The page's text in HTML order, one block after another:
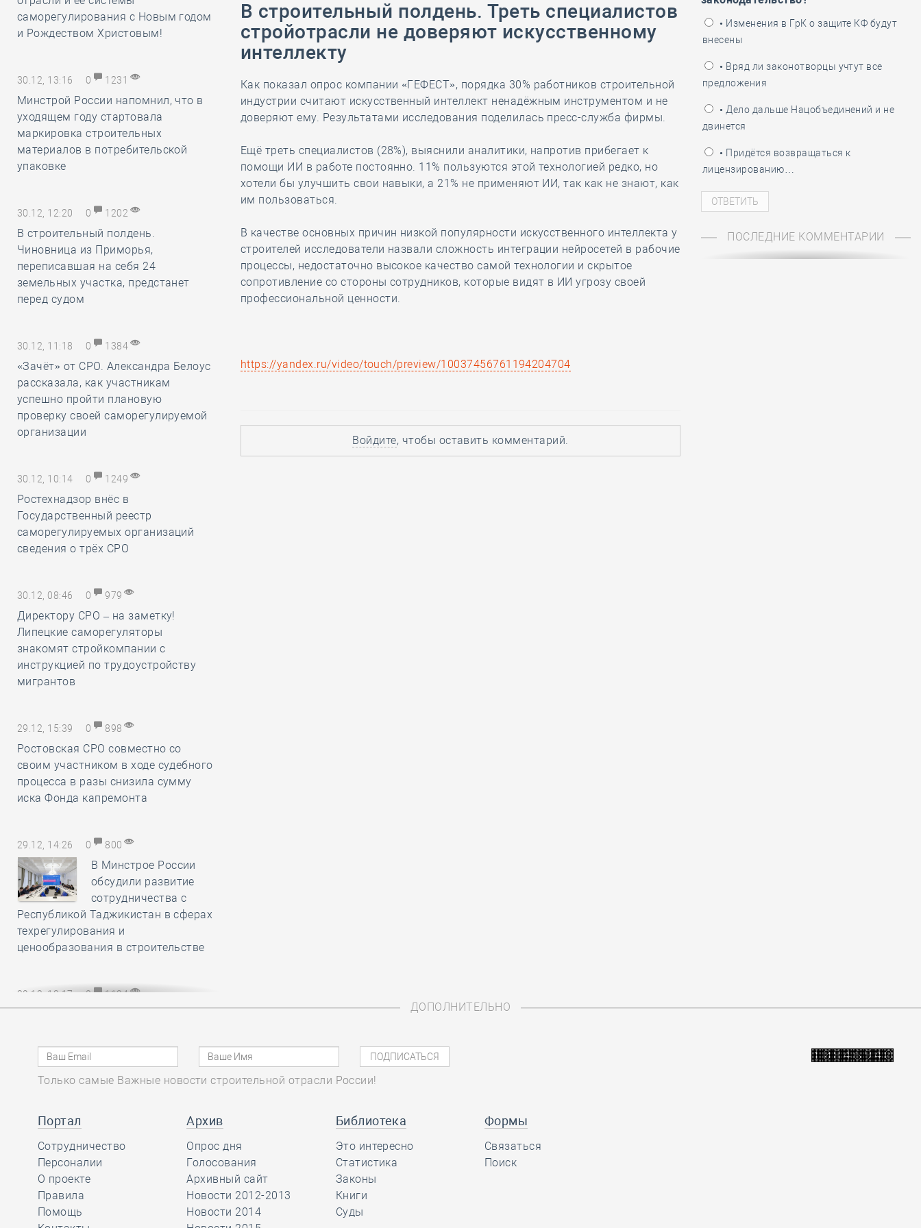
28 мая -День пограничника
саморегулирования с Новым годом
и Рождеством Христовым!
30.12, 13:16 0 1231
Минстрой России напомнил, что в
уходящем году стартовала
маркировка строительных
материалов в потребительской
упаковке
30.12, 12:20 0 1202
В строительный полдень.
Чиновница из Приморья,
переписавшая на себя 24
земельных участка, предстанет
перед судом
30.12, 11:18 0 1384
«Зачёт» от СРО. Александра Белоус
рассказала, как участникам
успешно пройти плановую
проверку своей саморегулируемой
организации
30.12, 10:14 0 1249
Ростехнадзор внёс в
Государственный реестр
саморегулируемых организаций
сведения о трёх СРО
30.12, 08:46 0 979
Директору СРО – на заметку!
Липецкие саморегуляторы
знакомят стройкомпании с
инструкцией по трудоустройству
мигрантов
29.12, 15:39 0 898
Ростовская СРО совместно со
своим участником в ходе судебного
процесса в разы снизила сумму
иска Фонда капремонта
29.12, 14:26 0 800
В Минстрое России
обсудили развитие
сотрудничества с
Республикой Таджикистан в сферах
техрегулирования и
ценообразования в строительстве
29.12, 13:17 0 1124
членов Единый стандарт
рассмотрения жалоб на
специалистов НРС
29.12, 12:20
В строительный полдень. Сразу две
станции новой линии метро
открыли в Культурной столице
В строительный полдень. Треть специалистов
стройотрасли не доверяют искусственному
интеллекту
Как показал опрос компании «ГЕФЕСТ», порядка 30% работников строительной
индустрии считают искусственный интеллект ненадёжным инструментом и не
доверяют ему. Результатами исследования поделилась пресс-служба фирмы.
Ещё треть специалистов (28%), выяснили аналитики, напротив прибегает к
помощи ИИ в работе постоянно. 11% пользуются этой технологией редко, но
хотели бы улучшить свои навыки, а 21% не применяют ИИ, так как не знают, как
им пользоваться.
В качестве основных причин низкой популярности искусственного интеллекта у
строителей исследователи назвали сложность интеграции нейросетей в рабочие
процессы, недостаточно высокое качество самой технологии и скрытое
сопротивление со стороны сотрудников, которые видят в ИИ угрозу своей
профессиональной ценности.
https://yandex.ru/video/touch/preview/10037456761194204704
Войдите, чтобы оставить комментарий.
• Изменения в ГрК о защите КФ будут
внесены
• Вряд ли законотворцы учтут все
предложения
• Дело дальше Нацобъединений и не
двинется
• Придётся возвращаться к
лицензированию…
ПОСЛЕДНИЕ КОММЕНТАРИИ
ДОПОЛНИТЕЛЬНО
Только самые Важные новости строительной отрасли России!
Портал
Сотрудничество
Персоналии
О проекте
Правила
Помощь
Архив
Опрос дня
Голосования
Архивный сайт
Новости 2012-2013
Новости 2014
Библиотека
Это интересно
Статистика
Законы
Книги
Суды
Формы
Связаться
Поиск